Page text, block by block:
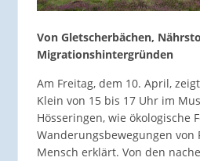
Von Gletscherbächen,
Migrationshintergründen
Am Freitag, dem 10. April,
Klein von 15 bis 17 Uhr im
Hösseringen, wie ökologische
Wanderungsbewegungen von
Mensch erklärt. Von den